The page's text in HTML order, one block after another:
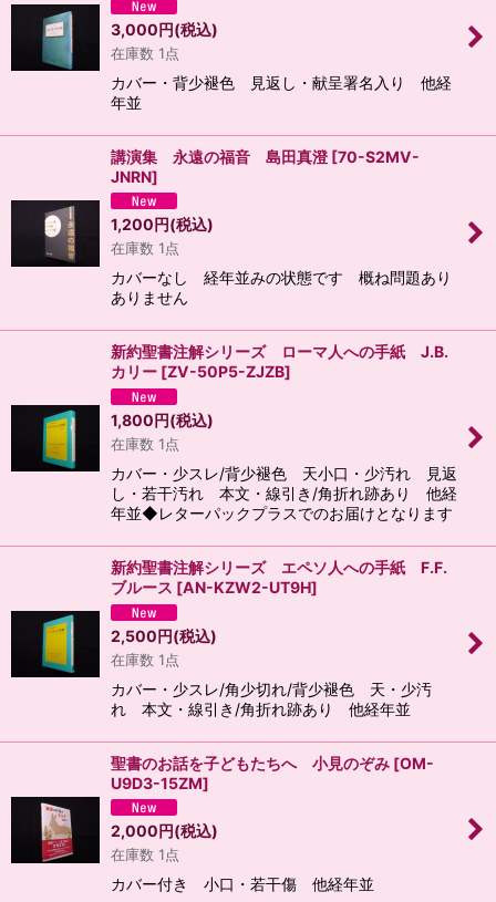
3,000円(税込)
在庫数 1点
カバー・背少褪色 見返し・献呈署名入り 他経
年並
講演集 永遠の福音 島田真澄 [70-S2MV-
JNRN]
1,200 円(税込)
在庫数 1点
カバーなし 経年並みの状態です 概ね問題あり
ありません
新約聖書注解シリーズ ローマ人への手紙 J.B.
カリー [ZV-50P5-ZJZB]
1,800円(税込)
在庫数 1点
カバー・少スレ/背少褪色 天小口・少汚れ 見返
し・若干汚れ 本文・線引き/角折れ跡あり 他経
年並◆レターパックプラスでのお届けとなります
新約聖書注解シリーズ エペソ人への手紙 F.F.
ブルース [AN-KZW2-UT9H]
2,500円(税込)
在庫数 1点
カバー・少スレ/角少切れ/背少褪色 天・少汚
れ 本文・線引き/角折れ跡あり 他経年並
聖書のお話を子どもたちへ 小見のぞみ [OM-
U9D3-15ZM]
2,000 円(税込)
在庫数 1点
カバー付き 小口・若干傷 他経年並